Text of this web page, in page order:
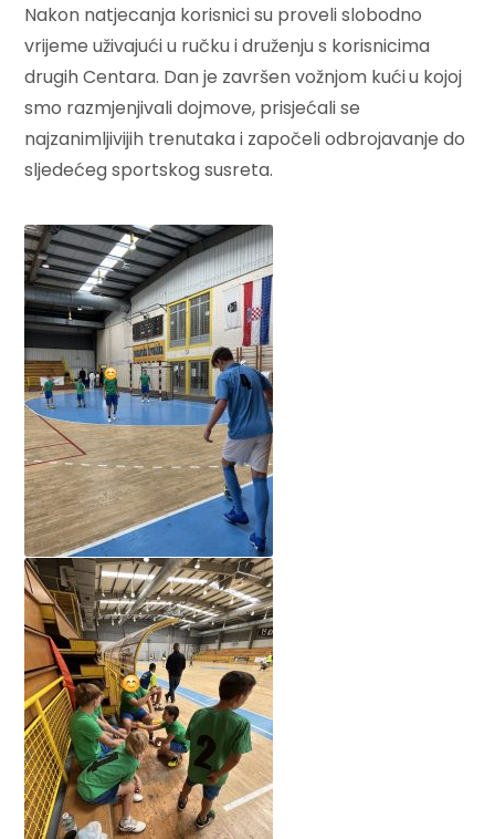
Nakon natjecanja korisnici su proveli slobodno
vrijeme uživajući u ručku i druženju s korisnicima
drugih Centara. Dan je završen vožnjom kućiu kojoj
smo razmjenjivali dojmove, prisjećali se
najzanimljivijih trenutaka i započeli odbrojavanje do
sljedećeg sportskog susreta.